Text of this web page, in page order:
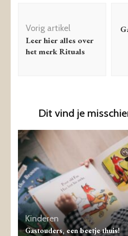
Vorig artikel
Leer hier alles over
het merk Rituals
Dit vind je
Kinderen
Gastouders, een beetje thuis!